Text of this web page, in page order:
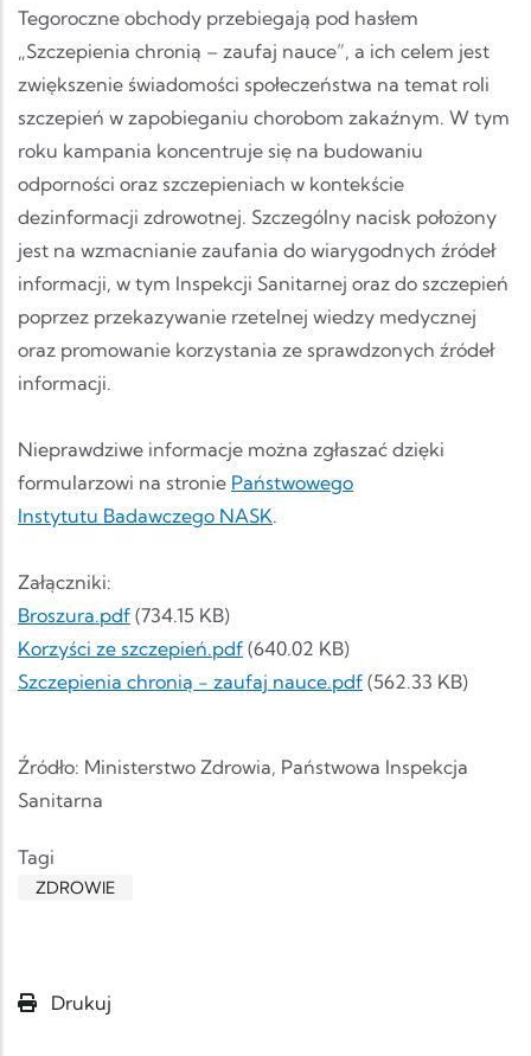
Tegoroczne obchody przebiegają pod hasłem
„Szczepienia chronią – zaufaj nauce”, a ich celem jest
zwiększenie świadomości społeczeństwa na temat roli
szczepień w zapobieganiu chorobom zakaźnym. W tym
roku kampania koncentruje się na budowaniu
odporności oraz szczepieniach w kontekście
dezinformacji zdrowotnej. Szczególny nacisk położony
jest na wzmacnianie zaufania do wiarygodnych źródeł
informacji, w tym Inspekcji Sanitarnej oraz do szczepień
poprzez przekazywanie rzetelnej wiedzy medycznej
oraz promowanie korzystania ze sprawdzonych źródeł
informacji.
Nieprawdziwe informacje można zgłaszać dzięki
formularzowi na stronie Państwowego
Instytutu Badawczego NASK.
Załączniki:
Dokument
Broszura.pdf (734.15 KB)
Dokument
Korzyści ze szczepień.pdf (640.02 KB)
Dokument
Szczepienia chronią - zaufaj nauce.pdf (562.33 KB)
Źródło: Ministerstwo Zdrowia, Państwowa Inspekcja
Sanitarna
Tagi
ZDROWIE
Drukuj